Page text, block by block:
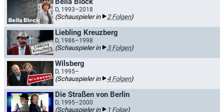
D, 1993–2018
(Schauspieler in 2 Folgen)
Liebling Kreuzberg
D, 1986–1998
(Schauspieler in 3 Folgen)
Wilsberg
D, 1995–
(Schauspieler in 4 Folgen)
Die Straßen von Berlin
D, 1995–2000
(Schauspieler in 1 Folge)